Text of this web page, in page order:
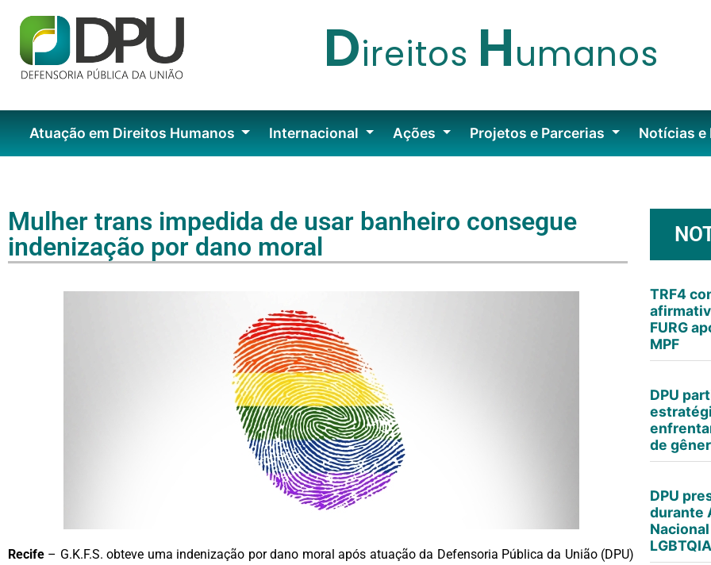
Direitos Humanos
Atuação em Direitos Humanos Internacional Ações Projetos e Parcerias Notícias e
Mulher trans impedida de usar banheiro consegue
indenização por dano moral
Recife – G.K.F.S. obteve uma indenização por dano moral após atuação da Defensoria Pública da União (DPU)
TRF4
FURG
MPF
DPU
de
DPU
durante